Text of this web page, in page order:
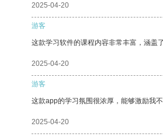
2025-04-20
游客
这款学习软件的课程内容非常丰富，涵盖
2025-04-20
游客
这款app的学习氛围很浓厚，能够激励我
2025-04-20